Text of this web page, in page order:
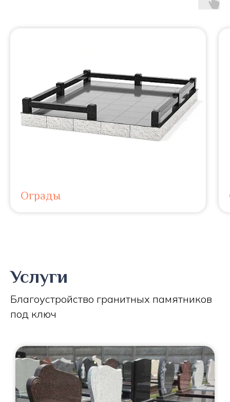
Ограды
Услуги
Благоустройство гранитных памятников
под ключ